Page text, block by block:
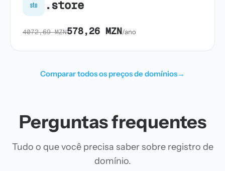
sto .store
4072,69 MZN578,26 MZN/ano
Comparar todos os preços de domínios→
Perguntas frequentes
Tudo o que você precisa saber sobre registro de
domínio.